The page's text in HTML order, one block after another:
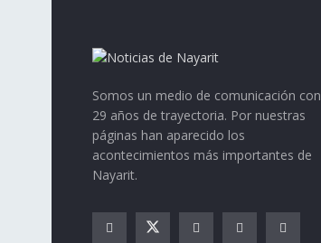
Somos un medio de comunicación con
29 años de trayectoria. Por nuestras
páginas han aparecido los
acontecimientos más importantes de
Nayarit.